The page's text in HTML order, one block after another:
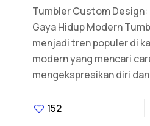
Tumbler Custom Design:
Gaya Hidup Modern
menjadi tren populer di
modern yang mencari
mengekspresikan diri dan
152